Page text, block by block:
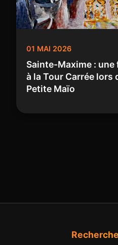
01 MAI 2026
Sainte-Maxime :
à la Tour Carrée lors
Petite Maïo